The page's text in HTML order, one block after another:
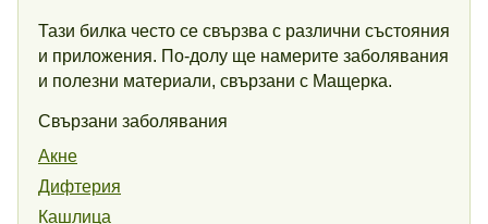
Тази билка често се свързва с различни състояния
и приложения. По-долу ще намерите заболявания
и полезни материали, свързани с Мащерка.
Свързани заболявания
Акне
Дифтерия
Кашлица